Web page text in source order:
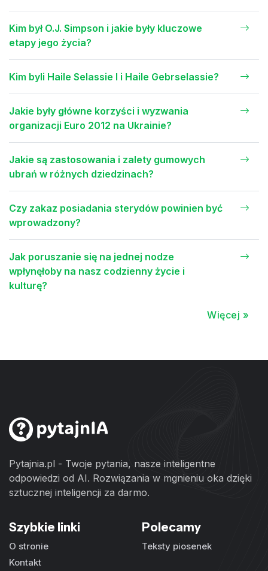
Kim był O.J. Simpson i jakie były kluczowe
etapy jego życia?
Kim byli Haile Selassie I i Haile Gebrselassie?
Jakie były główne korzyści i wyzwania
organizacji Euro 2012 na Ukrainie?
Jakie są zastosowania i zalety gumowych
ubrań w różnych dziedzinach?
Czy zakaz posiadania sterydów powinien być
wprowadzony?
Jak poruszanie się na jednej nodze
wpłynęłoby na nasz codzienny życie i
kulturę?
Więcej »
Pytajnia.pl - Twoje pytania, nasze inteligentne
odpowiedzi od AI. Rozwiązania w mgnieniu oka dzięki
sztucznej inteligencji za darmo.
Szybkie linki
O stronie
Kontakt
Polecamy
Teksty piosenek